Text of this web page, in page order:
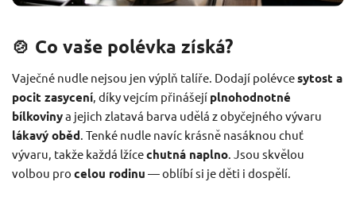
🍲 Co vaše polévka získá?
Vaječné nudle nejsou jen výplň talíře. Dodají polévcesytost a
pocit zasycení , díky vejcím přinášejí plnohodnotné
bílkovinya jejich zlatavá barva udělá z obyčejného vývaru
lákavý oběd . Tenké nudle navíc krásně nasáknou chuť
vývaru, takže každá lžícechutná naplno . Jsou skvělou
volbou pro celou rodinu — oblíbí si je děti i dospělí.